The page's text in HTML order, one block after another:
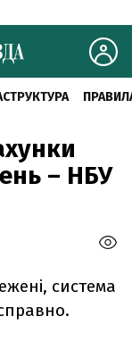
– НБУ
система